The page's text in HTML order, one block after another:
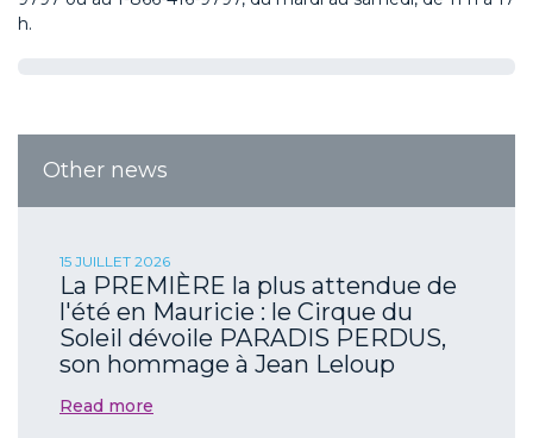
h.
Other news
15 JUILLET 2026
La PREMIÈRE la plus attendue de
l'été en Mauricie : le Cirque du
Soleil dévoile PARADIS PERDUS,
son hommage à Jean Leloup
Read more